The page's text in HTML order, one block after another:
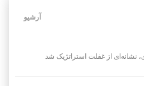
آرشیو
نشانه‌ای از غفلت استراتژیک شد